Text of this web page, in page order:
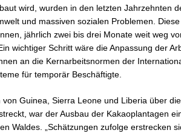
wird, wurden in den letzten Jahrzehnten
und massiven sozialen Problemen.
jährlich zwei bis drei Monate weit weg
wichtiger Schritt wäre die Anpassung der
an die Kernarbeitsnormen der
für temporär Beschäftigte.
Guinea, Sierra Leone und Liberia über
war der Ausbau der Kakaoplantagen
Waldes. „Schätzungen zufolge erstrecken